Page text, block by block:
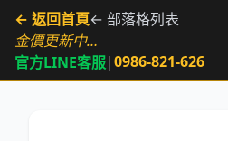
← 返回首頁← 部落格列表
金價更新中…
官方LINE客服|0986-821-626